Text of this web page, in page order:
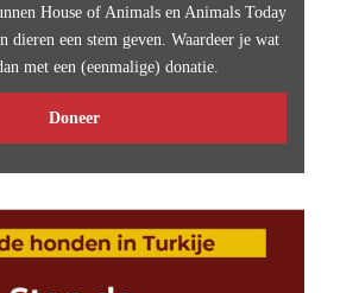
House of Animals en Animals Today
dieren een stem geven. Waardeer je wat
met een (eenmalige) donatie.
Doneer